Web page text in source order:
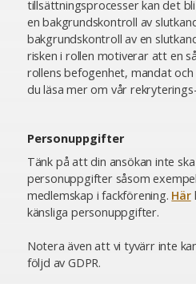
tillsättningsprocesser kan det
en bakgrundskontroll av
bakgrundskontroll av en
risken i rollen motiverar att en
rollens befogenhet, mandat
du läsa mer om vår
Personuppgifter
Tänk på att din ansökan inte ska
personuppgifter såsom
medlemskap i fackförening. Här
känsliga personuppgifter.
Notera även att vi tyvärr inte
följd av GDPR.